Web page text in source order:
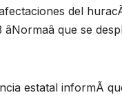
del
âNormaâ que se
estatal informÃ